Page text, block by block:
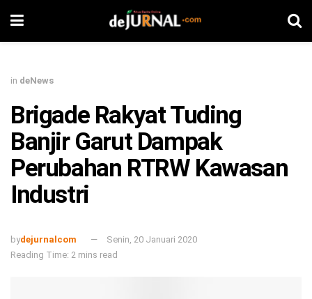
in deNews
Brigade Rakyat Tuding
Banjir Garut Dampak
Perubahan RTRW Kawasan
Industri
bydejurnalcom
Senin, 20 Januari 2020
Reading Time: 2 mins read